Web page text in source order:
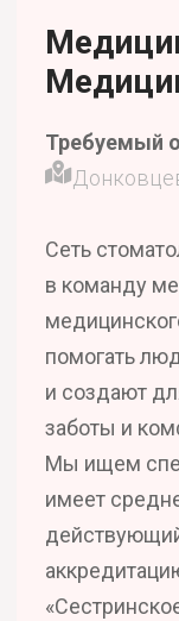
Требуемый
Сеть
в команду
помогать
и создают
заботы и
Мы ищем
имеет